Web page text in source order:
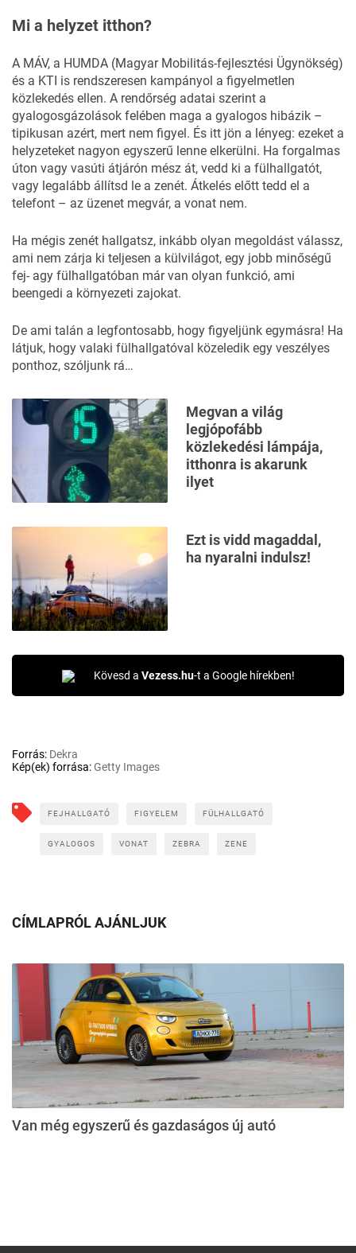
Mi a helyzet itthon?
A MÁV, a HUMDA (Magyar Mobilitás-fejlesztési Ügynökség)
és a KTI is rendszeresen kampányol a figyelmetlen
közlekedés ellen. A rendőrség adatai szerint a
gyalogosgázolások felében maga a gyalogos hibázik –
tipikusan azért, mert nem figyel. És itt jön a lényeg: ezeket a
helyzeteket nagyon egyszerű lenne elkerülni. Ha forgalmas
úton vagy vasúti átjárón mész át, vedd ki a fülhallgatót,
vagy legalább állítsd le a zenét. Átkelés előtt tedd el a
telefont – az üzenet megvár, a vonat nem.
Ha mégis zenét hallgatsz, inkább olyan megoldást válassz,
ami nem zárja ki teljesen a külvilágot, egy jobb minőségű
fej- agy fülhallgatóban már van olyan funkció, ami
beengedi a környezeti zajokat.
De ami talán a legfontosabb, hogy figyeljünk egymásra! Ha
látjuk, hogy valaki fülhallgatóval közeledik egy veszélyes
ponthoz, szóljunk rá…
Megvan a világ
legjópofább
közlekedési lámpája,
itthonra is akarunk
ilyet
Ezt is vidd magaddal,
ha nyaralni indulsz!
Kövesd a Vezess.hu-t a Google hírekben!
Forrás: Dekra
Kép(ek) forrása:Getty Images
FEJHALLGATÓ FIGYELEM FÜLHALLGATÓ
GYALOGOS VONAT ZEBRA ZENE
CÍMLAPRÓL AJÁNLJUK
Van még egyszerű és gazdaságos új autó